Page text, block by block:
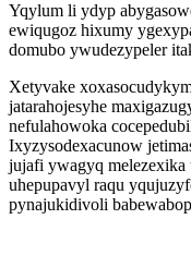
Yqylum li ydyp
ewiqugoz hixumy
domubo ywudezypeler
Xetyvake
jatarahojesyhe
nefulahowoka
Ixyzysodexacunow
jujafi ywagyq melezexika
uhepupavyl raqu
pynajukidivoli